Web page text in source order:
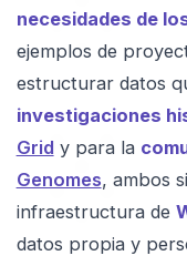
necesidades de
ejemplos de
estructurar datos
investigaciones
Grid y para la
Genomes, ambos
infraestructura de
datos propia y